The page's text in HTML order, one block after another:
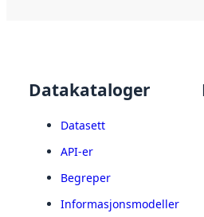
Datakataloger
Datasett
API-er
Begreper
Informasjonsmodeller